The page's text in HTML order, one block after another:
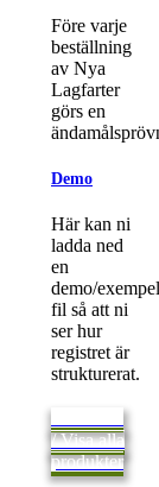
Före varje
beställning
av Nya
Lagfarter
görs en
Demo
Här kan ni
ladda ned
en
demo/
fil så att ni
ser hur
registret är
strukturerat.
/ Visa alla
produkter